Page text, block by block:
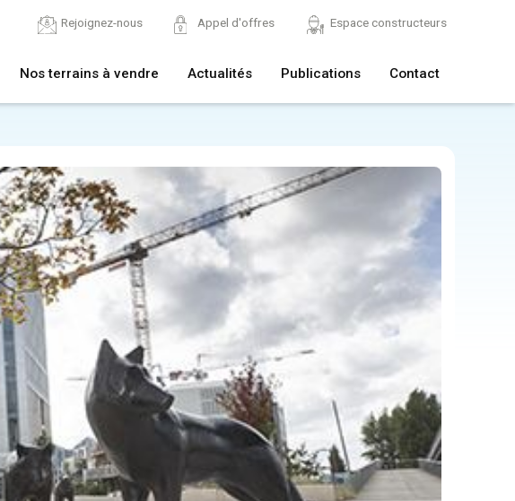
Rejoignez-nous Appel d'offres Espace constructeurs
Nos terrains à vendre Actualités Publications Contact